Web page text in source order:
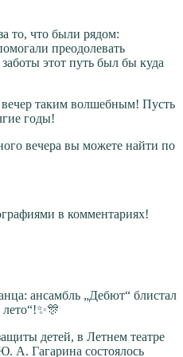
то, что были рядом:
преодолевать
этот путь был бы куда
вечер таким волшебным! Пусть
годы!
вечера вы можете найти по
в комментариях!
ансамбль „Дебют“ блистал
детей, в Летнем театре
А. Гагарина состоялось